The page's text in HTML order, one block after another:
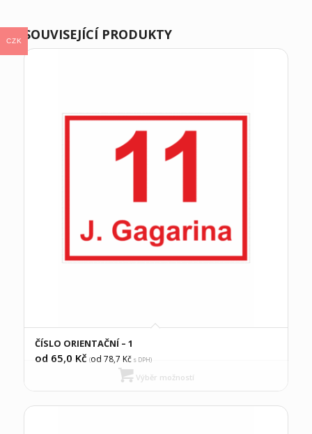
SOUVISEJÍCÍ PRODUKTY
ČÍSLO ORIENTAČNÍ – 1
od 65,0 Kč (od 78,7 Kčs DPH)
Výběr možností
CZK